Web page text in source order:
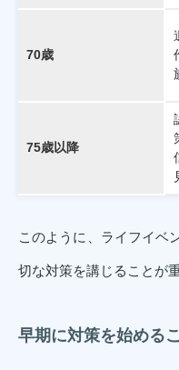
70歳
75歳以降
このように、ライフイベ
切な対策を講じることが
早期に対策を始める